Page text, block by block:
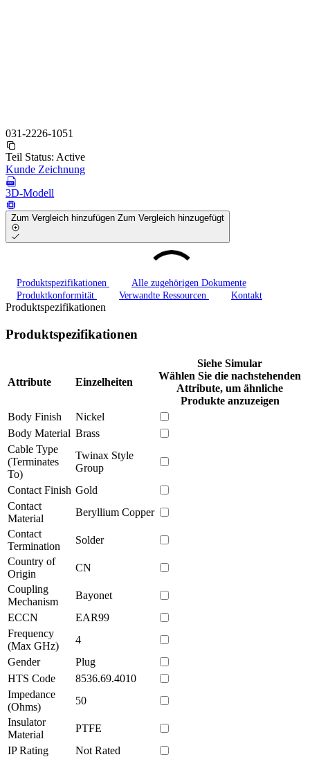
031-2226-1051
Teil Status: Active
Kunde Zeichnung
3D-Modell
Zum Vergleich hinzufügen Zum Vergleich hinzugefügt
Produktspezifikationen
Alle zugehörigen Dokumente
Produktkonformität
Verwandte Ressourcen Kontakt
Produktspezifikationen
Produktspezifikationen
Attribute Einzelheiten
Siehe Simular
Wählen Sie die nachstehenden
Attribute, um ähnliche
Produkte anzuzeigen
Body Finish
Nickel
Body Material Brass
Cable Type
(Terminates
To)
Twinax Style
Group
Contact Finish Gold
Contact
Material
Beryllium Copper
Contact
Termination
Solder
Country of
Origin
CN
Coupling
Mechanism
Bayonet
ECCN
EAR99
Frequency
(Max GHz)
4
Gender
Plug
HTS Code
8536.69.4010
Impedance
(Ohms)
50
Insulator
Material
PTFE
IP Rating
Not Rated